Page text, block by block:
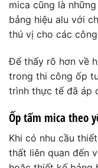
mica cũng là
bảng hiệu alu với
thú vị cho các
Để thấy rõ hơn về
trong thi công ốp
trình thực tế đã áp
Ốp tấm mica theo
Khi có nhu cầu
thất liên quan đến